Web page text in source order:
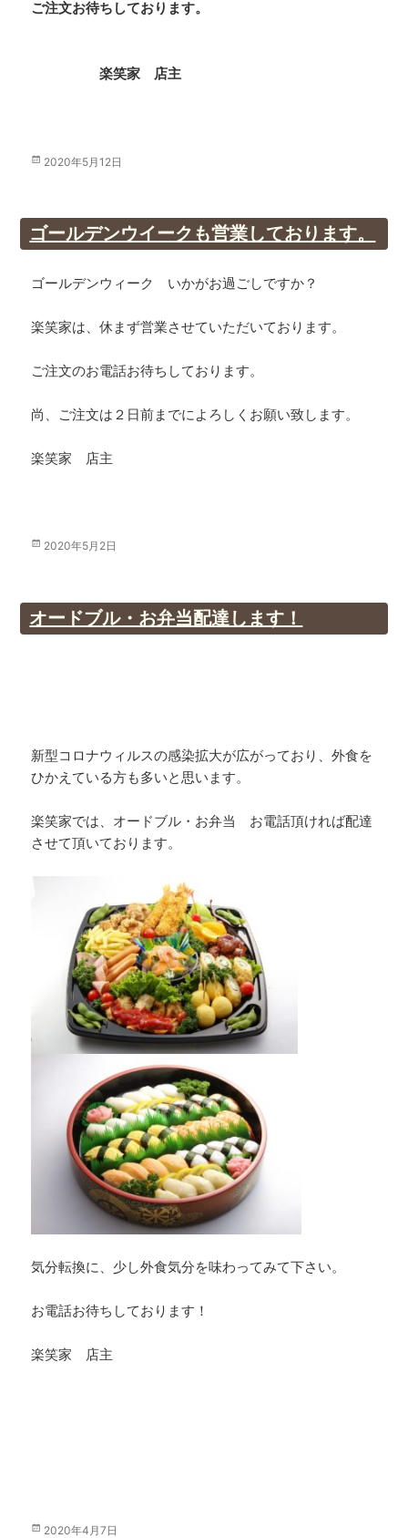
ご注文お待ちしております。
楽笑家 店主
投
2020年5月12日
ゴールデンウイークも営業しております。
ゴールデンウィーク いかがお過ごしですか？
楽笑家は、休まず営業させていただいております。
ご注文のお電話お待ちしております。
尚、ご注文は２日前までによろしくお願い致します。
楽笑家 店主
投
2020年5月2日
オードブル・お弁当配達します！
新型コロナウィルスの感染拡大が広がっており、外食を
ひかえている方も多いと思います。
楽笑家では、オードブル・お弁当 お電話頂ければ配達
させて頂いております。
気分転換に、少し外食気分を味わってみて下さい。
お電話お待ちしております！
楽笑家 店主
投
2020年4月7日